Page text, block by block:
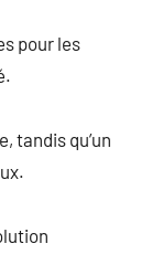
pour les
tandis qu’un